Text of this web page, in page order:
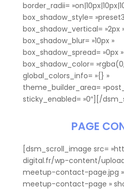
border_radii=
box_shadow_style=
box_shadow_vertical= »2px
box_shadow_blur= »10px »
box_shadow_spread= »0px »
box_shadow_color=
global_colors_info= »{} »
theme_builder_area=
sticky_enabled= »0″][/
PAGE
[dsm_scroll_image src=
digital.fr/wp-content/
meetup-contact-page.jpg
meetup-contact-page »